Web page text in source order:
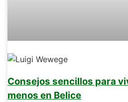
Consejos sencillos para
menos en Belice